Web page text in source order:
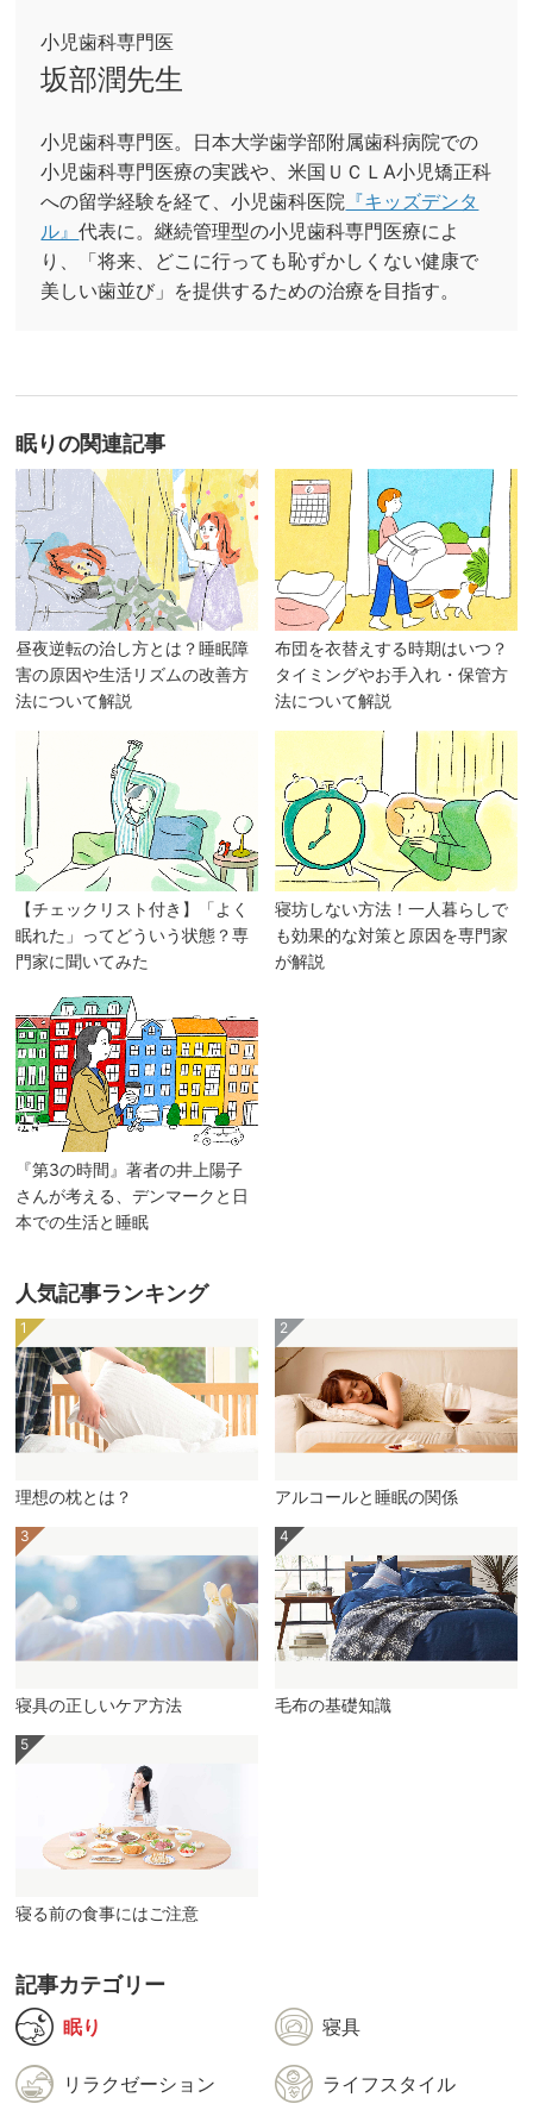
小児歯科専門医
坂部潤先生
小児歯科専門医。日本大学歯学部附属歯科病院での
小児歯科専門医療の実践や、米国ＵＣＬA小児矯正科
への留学経験を経て、小児歯科医院 『キッズデンタ
ル』代表に。継続管理型の小児歯科専門医療によ
り、「将来、どこに行っても恥ずかしくない健康で
美しい歯並び」を提供するための治療を目指す。
眠りの関連記事
昼夜逆転の治し方とは？睡眠障
害の原因や生活リズムの改善方
法について解説
布団を衣替えする時期はいつ？
タイミングやお手入れ・保管方
法について解説
【チェックリスト付き】「よく
眠れた」ってどういう状態？専
門家に聞いてみた
寝坊しない方法！一人暮らしで
も効果的な対策と原因を専門家
が解説
『第3の時間』著者の井上陽子
さんが考える、デンマークと日
本での生活と睡眠
人気記事ランキング
理想の枕とは？ アルコールと睡眠の関係
寝具の正しいケア方法 毛布の基礎知識
寝る前の食事にはご注意
記事カテゴリー
眠り
寝具
リラクゼーション ライフスタイル